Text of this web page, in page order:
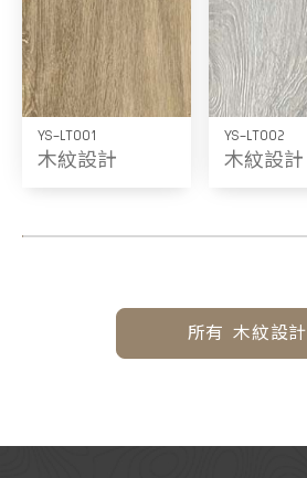
YS-LT001
木紋設計
YS-LT002
木紋設計
所有 木紋設計